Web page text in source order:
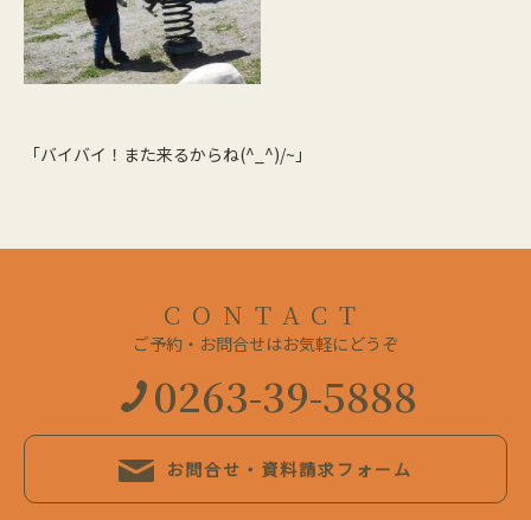
「バイバイ！また来るからね(^_^)/~」
CONTACT
ご予約・お問合せはお気軽にどうぞ
0263-39-5888
お問合せ・資料請求フォーム